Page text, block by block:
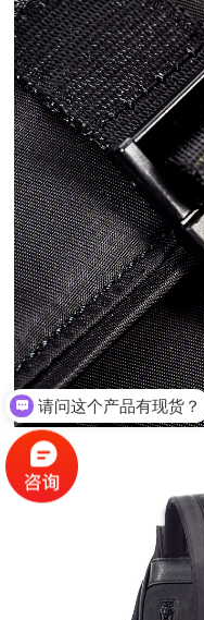
请问这个产品有现货？
我想咨询产品如何定制？